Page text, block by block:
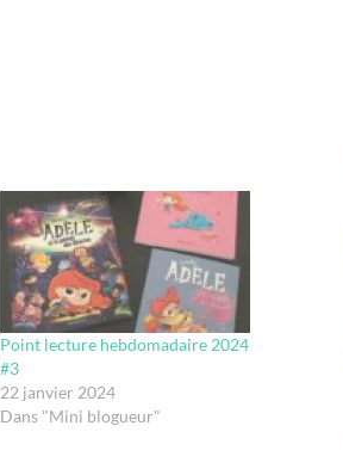
Point lecture hebdomadaire 2024
#3
22 janvier 2024
Dans "Mini blogueur"